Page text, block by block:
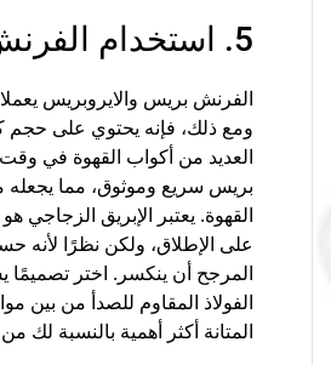
5. استخدام الفرنش بريس
الفرنش بريس والايروبريس
ومع ذلك، فإنه يحتوي على حجم
العديد من أكواب القهوة في
بريس سريع وموثوق، مما يجعله
القهوة. يعتبر الإبريق الزجاجي هو
على الإطلاق، ولكن نظرًا لأنه
المرجح أن ينكسر. اختر
الفولاذ المقاوم للصدأ من بين
المتانة أكثر أهمية بالنسبة لك